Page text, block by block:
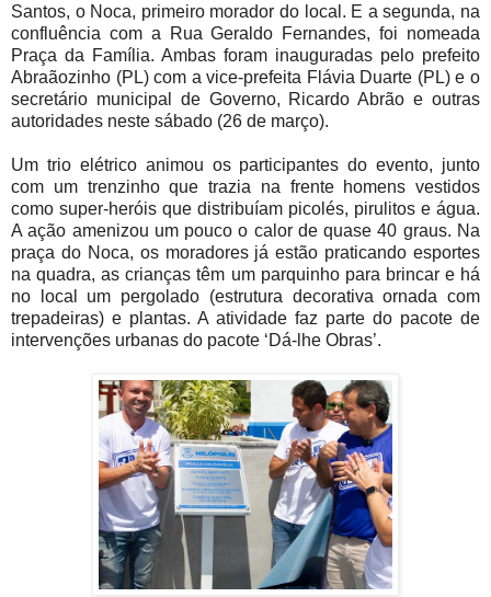
Santos, o Noca, primeiro morador do local. E a segunda, na
confluência com a Rua Geraldo Fernandes, foi nomeada
Praça da Família. Ambas foram inauguradas pelo prefeito
Abraãozinho (PL) com a vice-prefeita Flávia Duarte (PL) e o
secretário municipal de Governo, Ricardo Abrão e outras
autoridades neste sábado (26 de março).
Um trio elétrico animou os participantes do evento, junto
com um trenzinho que trazia na frente homens vestidos
como super-heróis que distribuíam picolés, pirulitos e água.
A ação amenizou um pouco o calor de quase 40 graus. Na
praça do Noca, os moradores já estão praticando esportes
na quadra, as crianças têm um parquinho para brincar e há
no local um pergolado (estrutura decorativa ornada com
trepadeiras) e plantas. A atividade faz parte do pacote de
intervenções urbanas do pacote ‘Dá-lhe Obras’.